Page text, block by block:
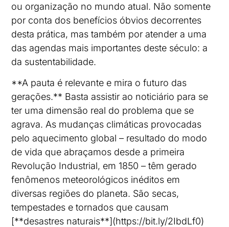
ou organização no mundo atual. Não somente
por conta dos benefícios óbvios decorrentes
desta prática, mas também por atender a uma
das agendas mais importantes deste século: a
da sustentabilidade.
**A pauta é relevante e mira o futuro das
gerações.** Basta assistir ao noticiário para se
ter uma dimensão real do problema que se
agrava. As mudanças climáticas provocadas
pelo aquecimento global – resultado do modo
de vida que abraçamos desde a primeira
Revolução Industrial, em 1850 – têm gerado
fenômenos meteorológicos inéditos em
diversas regiões do planeta. São secas,
tempestades e tornados que causam
[**desastres naturais**](https://bit.ly/2IbdLf0)